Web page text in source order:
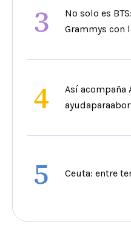
3
No solo es
Grammys con
4
Así acompaña
5 Ceuta: entre